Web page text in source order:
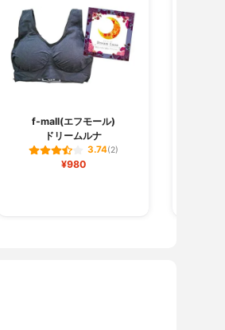
f-mall(エフモール)
ドリームルナ
3.74(2)
¥980